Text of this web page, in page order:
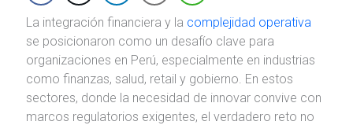
La integración financiera y la complejidad operativa
se posicionaron como un desafío clave para
organizaciones en Perú, especialmente en industrias
como finanzas, salud, retail y gobierno. En estos
sectores, donde la necesidad de innovar convive con
marcos regulatorios exigentes, el verdadero reto no